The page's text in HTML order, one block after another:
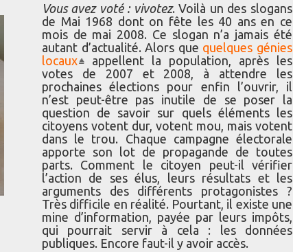
Vous avez voté : vivotez. Voilà un des slogans
de Mai 1968 dont on fête les 40 ans en ce
mois de mai 2008. Ce slogan n’a jamais été
autant d’actualité. Alors que quelques génies
locaux
appellent la population, après les
votes de 2007 et 2008, à attendre les
prochaines élections pour enfin l’ouvrir, il
n’est peut-être pas inutile de se poser la
question de savoir sur quels éléments les
citoyens votent dur, votent mou, mais votent
dans le trou. Chaque campagne électorale
apporte son lot de propagande de toutes
parts. Comment le citoyen peut-il vérifier
l’action de ses élus, leurs résultats et les
arguments des différents protagonistes ?
Très difficile en réalité. Pourtant, il existe une
mine d’information, payée par leurs impôts,
qui pourrait servir à cela : les données
publiques. Encore faut-il y avoir accès.